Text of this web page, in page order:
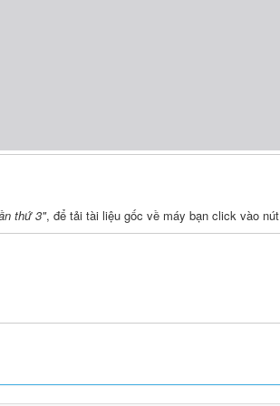
thứ 3", để tải tài liệu gốc về máy bạn click vào nút